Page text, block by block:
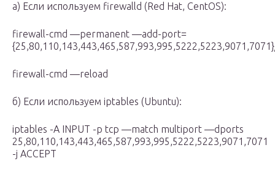
а) Если используем firewalld (Red Hat, CentOS):
firewall-cmd —permanent —add-port=
firewall-cmd —reload
б) Если используем iptables (Ubuntu):
iptables -A INPUT -p tcp —match multiport —dports
25,80,110,143,443,465,587,993,995,5222,5223,9071,7071
-j ACCEPT